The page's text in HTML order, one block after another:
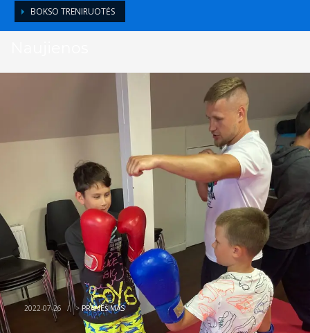
BOKSO TRENIRUOTĖS
2022-07-26 / >PRANEŠIMAS